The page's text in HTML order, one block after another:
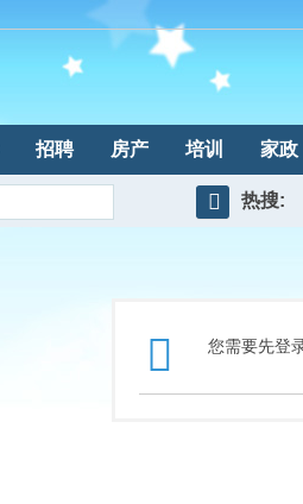
招聘 房产 培训 家政
热搜:
您需要先登